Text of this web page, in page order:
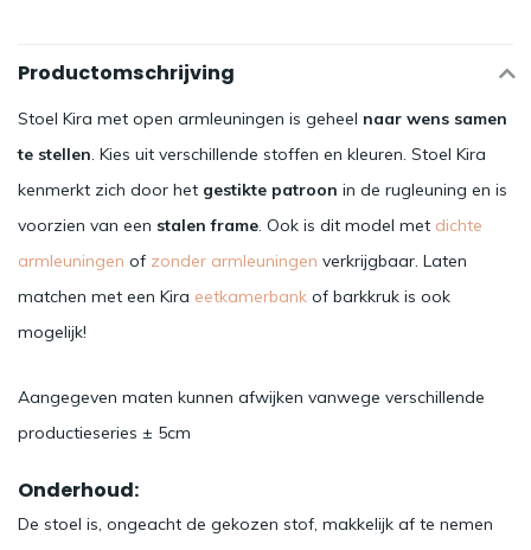
Productomschrijving
Stoel Kira met open armleuningen is geheel naar wens samen
te stellen. Kies uit verschillende stoffen en kleuren. Stoel Kira
kenmerkt zich door het gestikte patroon in de rugleuning en is
voorzien van een stalen frame. Ook is dit model met dichte
armleuningen of zonder armleuningen verkrijgbaar. Laten
matchen met een Kira eetkamerbank of barkkruk is ook
mogelijk!
Aangegeven maten kunnen afwijken vanwege verschillende
productieseries ± 5cm
Onderhoud:
De stoel is, ongeacht de gekozen stof, makkelijk af te nemen